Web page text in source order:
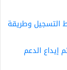
وطريقة
1448 متى يتم إيداع الدعم